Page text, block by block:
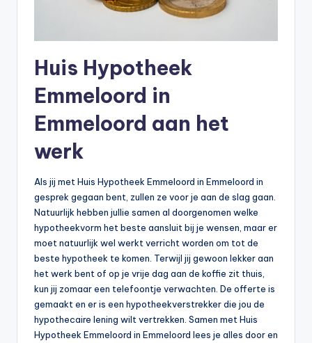
Huis Hypotheek
Emmeloord in
Emmeloord aan het
werk
Als jij met Huis Hypotheek Emmeloord in Emmeloord in
gesprek gegaan bent, zullen ze voor je aan de slag gaan.
Natuurlijk hebben jullie samen al doorgenomen welke
hypotheekvorm het beste aansluit bij je wensen, maar er
moet natuurlijk wel werkt verricht worden om tot de
beste hypotheek te komen. Terwijl jij gewoon lekker aan
het werk bent of op je vrije dag aan de koffie zit thuis,
kun jij zomaar een telefoontje verwachten. De offerte is
gemaakt en er is een hypotheekverstrekker die jou de
hypothecaire lening wilt vertrekken. Samen met Huis
Hypotheek Emmeloord in Emmeloord lees je alles door en